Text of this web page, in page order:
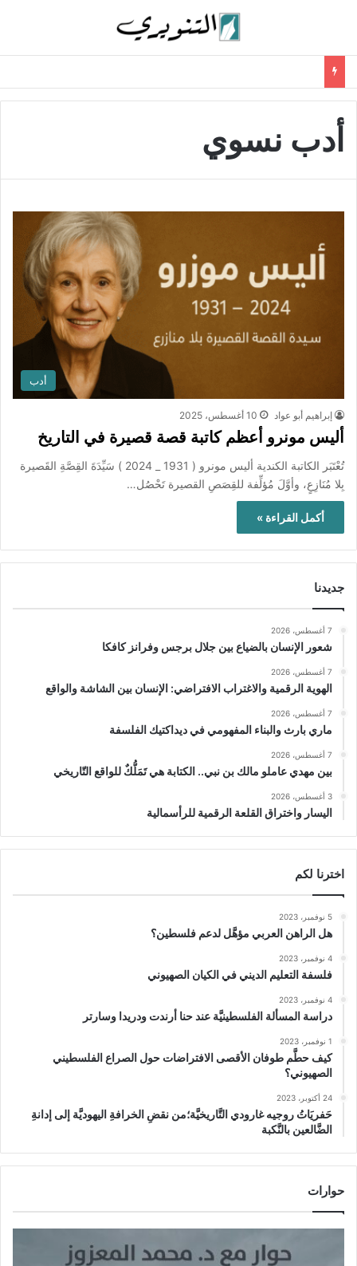
أدب نسوي
أدب
إبراهيم أبو عواد 10 أغسطس، 2025
أليس مونرو أعظم كاتبة قصة قصيرة في التاريخ
تُعْتَبَر الكاتبة الكندية أليس مونرو ( 1931 _ 2024 ) سَيِّدَةَ القِصَّةِ القَصيرة
بِلا مُنَازِعٍ، وأوَّلَ مُؤلِّفة للقِصَصِ القصيرة تَحْصُل…
أكمل القراءة »
جديدنا
7 أغسطس، 2026
شعور الإنسان بالضياع بين جلال برجس وفرانز كافكا
7 أغسطس، 2026
الهوية الرقمية والاغتراب الافتراضي: الإنسان بين الشاشة والواقع
7 أغسطس، 2026
ماري بارث والبناء المفهومي في ديداكتيك الفلسفة
7 أغسطس، 2026
بين مهدي عاملو مالك بن نبي.. الكتابة هي تَمَلُّكٌ للواقع التّاريخي
3 أغسطس، 2026
اليسار واختراق القلعة الرقمية للرأسمالية
اخترنا لكم
5 نوفمبر، 2023
هل الراهن العربي مؤهَّل لدعم فلسطين؟
4 نوفمبر، 2023
فلسفة التعليم الديني في الكيان الصهيوني
4 نوفمبر، 2023
دراسة المسألة الفلسطينيَّة عند حنا أرندت ودريدا وسارتر
1 نوفمبر، 2023
كيف حطَّم طوفان الأقصى الافتراضات حول الصراع الفلسطيني
الصهيوني؟
24 أكتوبر، 2023
حَفريَاتُ روجيه غارودي التَّاريخيَّة؛من نقضِ الخرافةِ اليهوديَّة إلى إدانةِ
الضَّالعين بالنَّكبة
حوارات